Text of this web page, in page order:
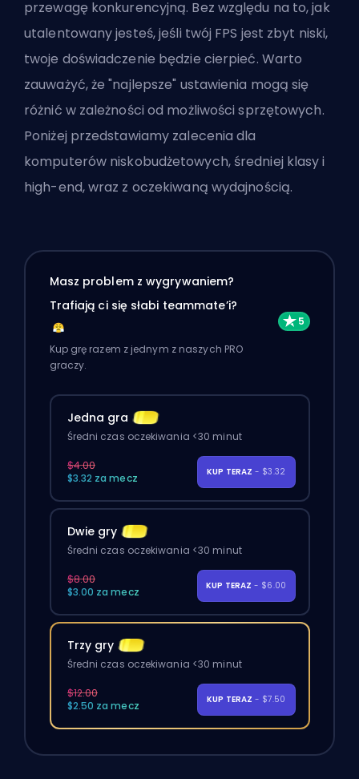
przewagę konkurencyjną. Bez względu na to, jak
utalentowany jesteś, jeśli twój FPS jest zbyt niski,
twoje doświadczenie będzie cierpieć. Warto
zauważyć, że "najlepsze" ustawienia mogą się
różnić w zależności od możliwości sprzętowych.
Poniżej przedstawiamy zalecenia dla
komputerów niskobudżetowych, średniej klasy i
high-end, wraz z oczekiwaną wydajnością.
Masz problem z wygrywaniem?
Trafiają ci się słabi teammate’i?
Kup grę razem z jednym z naszych PRO
graczy.
Jedna gra
Średni czas oczekiwania <30 minut
$4.00
$3.32 za mecz
KUP TERAZ - $3.32
Dwie gry
Średni czas oczekiwania <30 minut
$8.00
$3.00 za mecz
KUP TERAZ - $6.00
Trzy gry
Średni czas oczekiwania <30 minut
$12.00
$2.50 za mecz
KUP TERAZ - $7.50